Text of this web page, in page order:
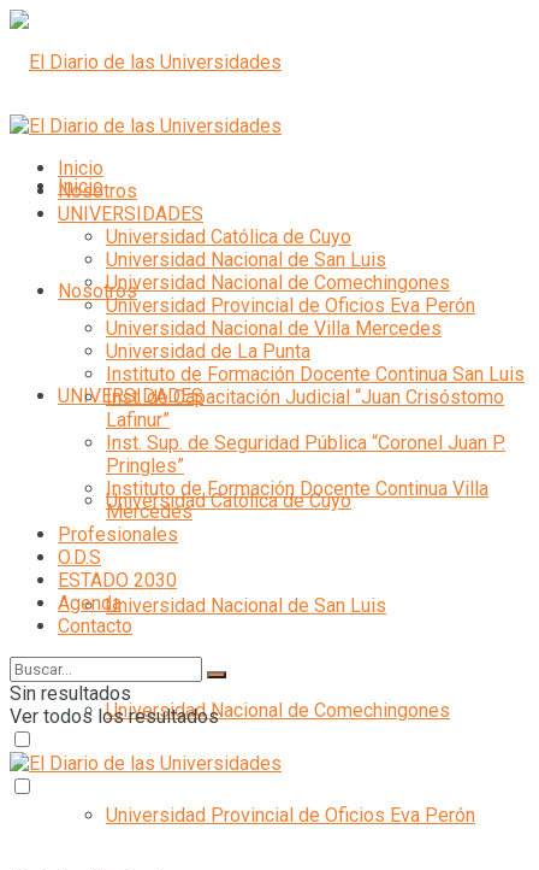
Inicio
Nosotros
UNIVERSIDADES
Universidad Católica de Cuyo
Universidad Nacional de San Luis
Universidad Nacional de Comechingones
Universidad Provincial de Oficios Eva Perón
Inicio
Nosotros
UNIVERSIDADES
Universidad Católica de Cuyo
Universidad Nacional de San Luis
Universidad Nacional de Comechingones
Universidad Provincial de Oficios Eva Perón
Universidad Nacional de Villa Mercedes
Universidad de La Punta
Instituto de Formación Docente Continua San Luis
Inst. de Capacitación Judicial “Juan Crisóstomo
Lafinur”
Inst. Sup. de Seguridad Pública “Coronel Juan P.
Pringles”
Instituto de Formación Docente Continua Villa
Mercedes
Profesionales
O.D.S
ESTADO 2030
Agenda
Contacto
Sin resultados
Ver todos los resultados